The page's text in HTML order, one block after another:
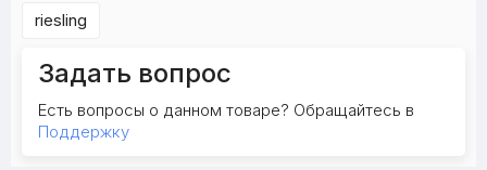
riesling
Задать вопрос
Есть вопросы о данном товаре? Обращайтесь в
Поддержку